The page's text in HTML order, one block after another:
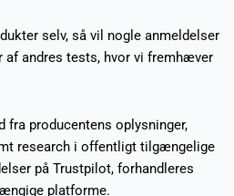
selv, så vil nogle anmeldelser
af andres tests, hvor vi fremhæver
fra producentens oplysninger,
research i offentligt tilgængelige
på Trustpilot, forhandleres
platforme.